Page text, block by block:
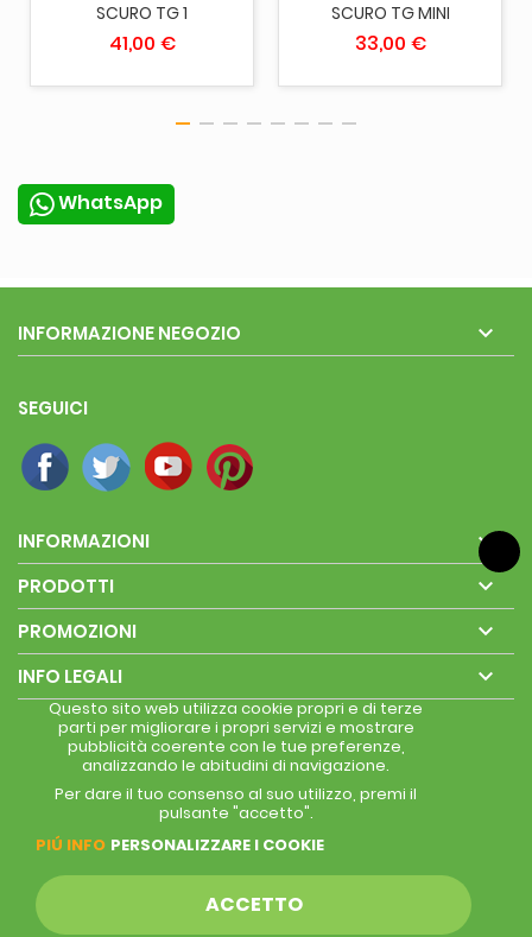
SCURO TG 1
41,00 €
SCURO TG MINI
33,00 €
WhatsApp
INFORMAZIONE NEGOZIO 
SEGUICI
INFORMAZIONI 
PRODOTTI 
PROMOZIONI 
INFO LEGALI 
Questo sito web utilizza cookie propri e di terze
parti per migliorare i propri servizi e mostrare
pubblicità coerente con le tue preferenze,
analizzando le abitudini di navigazione.
Per dare il tuo consenso al suo utilizzo, premi il
pulsante "accetto".
PIÚ INFO PERSONALIZZARE I COOKIE
ACCETTO